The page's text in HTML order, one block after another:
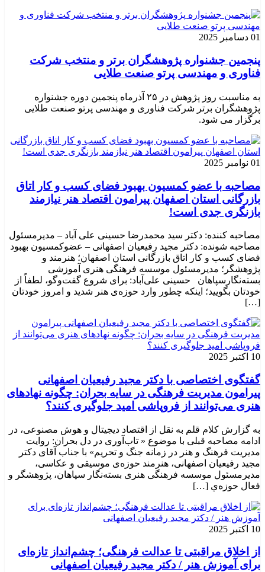
01 دسامبر 2025
پنجمین جشنواره پژوهشگران برتر و منتخب شرکت
فناوری و مهندسی پرتو صنعت طلایی
به مناسبت روز پژوهش در ۲۵ آذرماه پنجمین دوره جشنواره
پژوهشگران برتر شرکت فناوری و مهندسی پرتو صنعت طلایی
برگزار می شود.
01 نوامبر 2025
مصاحبه با عضو کمسیون بهبود فضای کسب و کار اتاق
بازرگانی استان اصفهان پیرامون اقتصاد هنر نیازمند
بازنگری جدی است!
مصاحبه کننده: دکتر سید محمدرضا حسینی علی آباد – مدیرمسئول
مصاحبه شونده: دکتر مجید رفیعیان اصفهانی – عضوکمسیون بهبود
فضای کسب و کار اتاق بازرگانی استان اصفهان؛ هنرمند و
پژوهشگر؛ ‌مدیرمسئول موسسه فرهنگی هنری آموزشی
بسته‌نگارسپاهان حسینی علی‌آباد: برای شروع گفت‌وگو، لطفاً از
خودتان بگویید؛ اینکه چطور وارد حوزه‌ی هنر شدید و امروز خودتان
[…]
10 اکتبر 2025
گفتگوی اختصاصی با دکتر مجید رفیعیان اصفهانی
پیرامون مدیریت فرهنگی در سایه بحران: چگونه نهادهای
هنری می‌توانند از فروپاشی امید جلوگیری کنند؟
به گزارش کلام قلم به نقل از اقتصاد دیجیتال و هوش مصنوعی، در
ادامه مصاحبه قبلی با موضوع « تاب‌آوری در دل بحران: روایت
مدیریت فرهنگ و هنر در زمانه جنگ و تحریم» با جناب آقای دکتر
مجید رفیعیان اصفهانی، هنرمند حوزه‌ی موسیقی و عکاسی،
مدیرمسئول موسسه فرهنگی هنری بسته‌نگار سپاهان، پژوهشگر و
فعال حوزه‌ي‌ […]
10 اکتبر 2025
از اخلاق مراقبتی تا عدالت فرهنگی؛ چشم‌انداز تازه‌ای
برای آموزش هنر / دکتر مجید رفیعیان اصفهانی